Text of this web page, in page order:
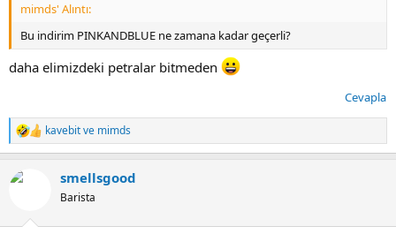
mimds' Alıntı:
Bu indirim PINKANDBLUE ne zamana kadar geçerli?
daha elimizdeki petralar bitmeden
Cevapla
T
e
k
kavebitve mimds
smellsgood
Barista